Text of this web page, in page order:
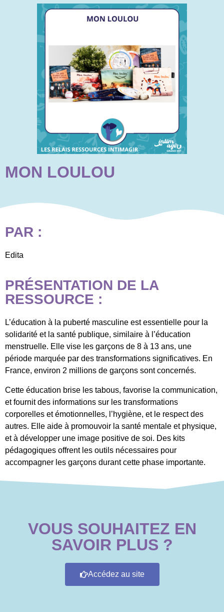
MON LOULOU
PAR :
Edita
PRÉSENTATION DE LA
RESSOURCE :
L’éducation à la puberté masculine est essentielle pour la
solidarité et la santé publique, similaire à l’éducation
menstruelle. Elle vise les garçons de 8 à 13 ans, une
période marquée par des transformations significatives. En
France, environ 2 millions de garçons sont concernés.
Cette éducation brise les tabous, favorise la communication,
et fournit des informations sur les transformations
corporelles et émotionnelles, l’hygiène, et le respect des
autres. Elle aide à promouvoir la santé mentale et physique,
et à développer une image positive de soi. Des kits
pédagogiques offrent les outils nécessaires pour
accompagner les garçons durant cette phase importante.
VOUS SOUHAITEZ EN
SAVOIR PLUS ?
Accédez au site